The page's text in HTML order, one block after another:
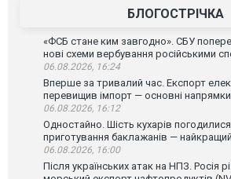
БЛОГОСТРІЧКА
«ФСБ стане ким завгодно». СБУ
нові схеми вербування російськими
06.08.2026, 16:24
Вперше за тривалий час. Експорт
перевищив імпорт — основні
06.08.2026, 16:12
Одностайно. Шість кухарів
приготування баклажанів —
06.08.2026, 16:00
Після українських атак на НПЗ. Росія